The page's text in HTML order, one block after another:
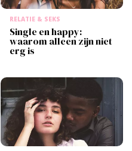
RELATIE & SEKS
Single en happy:
waarom alleen zijn niet
erg is